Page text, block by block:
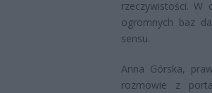
rzeczywistości.
ogromnych baz
sensu.
Anna Górska,
rozmowie z